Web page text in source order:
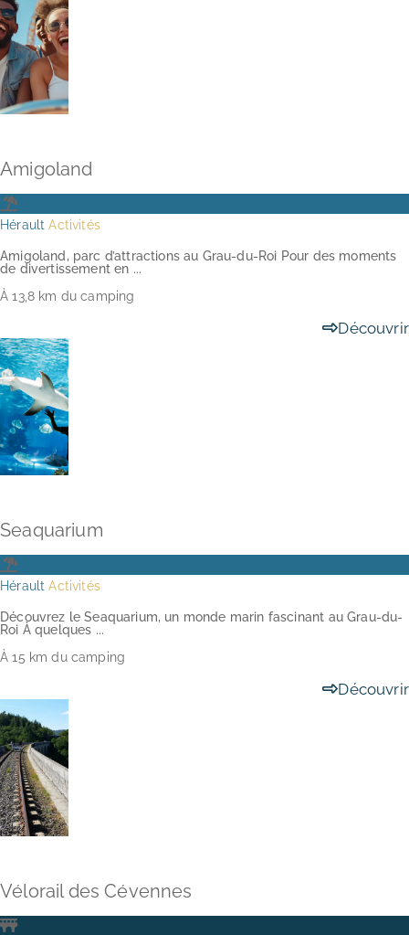
NOS OFFRES
TOURISME EN OCCITANIE
Amigoland
HéraultActivités
Amigoland, parc d’attractions au Grau-du-Roi Pour des moments
de divertissement en ...
À 13,8 km du camping
Découvrir
Seaquarium
HéraultActivités
Découvrez le Seaquarium, un monde marin fascinant au Grau-du-
Roi À quelques ...
À 15 km du camping
Découvrir
Vélorail des Cévennes